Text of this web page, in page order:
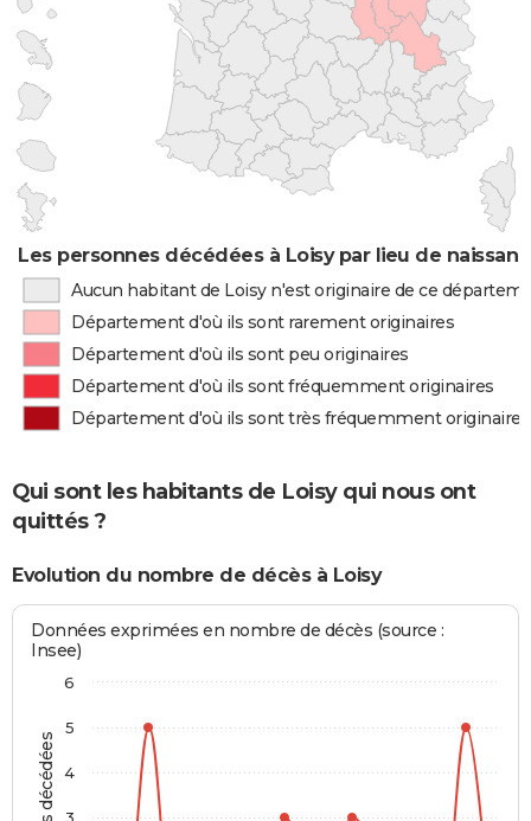
Les personnes décédées à Loisy par lieu de
Aucun habitant de Loisy n'est originaire de ce
Département d'où ils sont rarement originaires
Département d'où ils sont peu originaires
Département d'où ils sont fréquemment originaires
Département d'où ils sont très fréquemment originaires
Qui sont les habitants de Loisy qui nous ont
quittés ?
Evolution du nombre de décès à Loisy
Données exprimées en nombre de décès (source :
Insee)
4
5
6